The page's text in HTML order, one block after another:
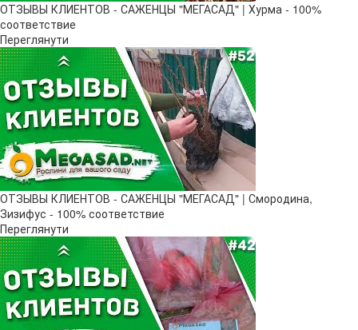
ОТЗЫВЫ КЛИЕНТОВ - САЖЕНЦЫ "МЕГАСАД" | Хурма - 100%
соответствие
Переглянути
ОТЗЫВЫ КЛИЕНТОВ - САЖЕНЦЫ "МЕГАСАД" | Смородина,
Зизифус - 100% соответствие
Переглянути